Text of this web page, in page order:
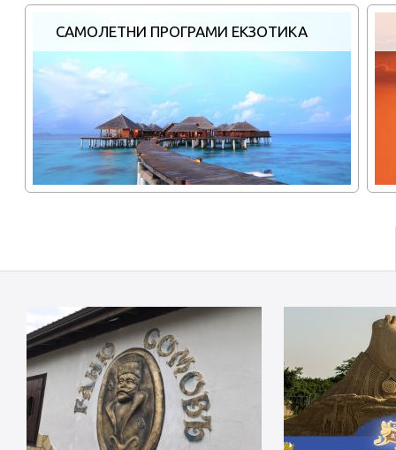
САМОЛЕТНИ ПРОГРАМИ ЕКЗОТИКА